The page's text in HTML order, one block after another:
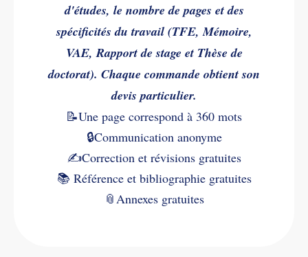
d'études, le nombre de pages et des
spécificités du travail (TFE, Mémoire,
VAE, Rapport de stage et Thèse de
doctorat). Chaque commande obtient son
devis particulier.
📝Une page correspond à 360 mots
🔒Communication anonyme
✍️Correction et révisions gratuites
📚 Référence et bibliographie gratuites
📎 Annexes gratuites